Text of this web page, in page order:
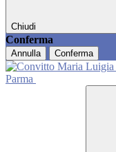
Chiudi
Conferma
Annulla Conferma
Parma